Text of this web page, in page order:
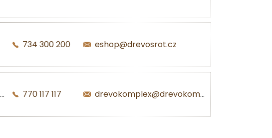
734 300 200 eshop@drevosrot.cz
770 117 117 drevokomplex@drevokomplex.com